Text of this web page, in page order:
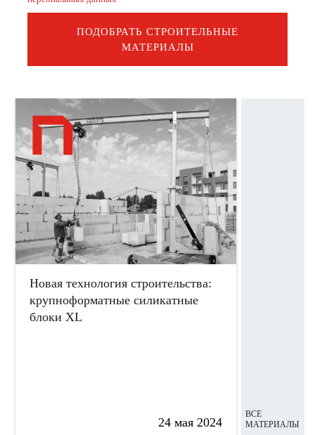
ПОДОБРАТЬ СТРОИТЕЛЬНЫЕ
МАТЕРИАЛЫ
Новая технология строительства:
крупноформатные силикатные
блоки XL
24 мая 2024
ВСЕ
МАТЕРИАЛЫ